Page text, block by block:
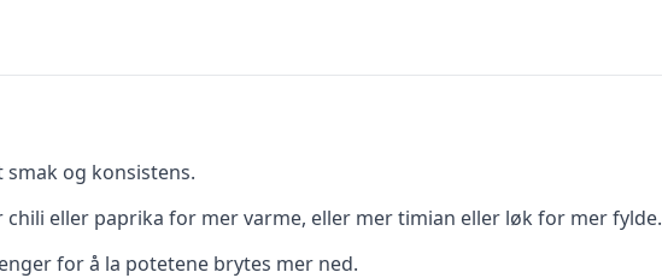
og konsistens.
eller paprika for mer varme, eller mer timian eller løk for mer fylde.
for å la potetene brytes mer ned.